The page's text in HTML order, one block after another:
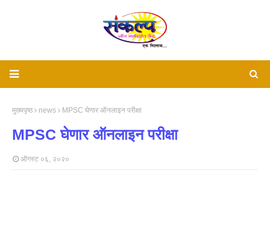
मुख्यपृष्ठ news MPSC घेणार ऑनलाइन परीक्षा
MPSC घेणार ऑनलाइन परीक्षा
ऑगस्ट ०६, २०२०